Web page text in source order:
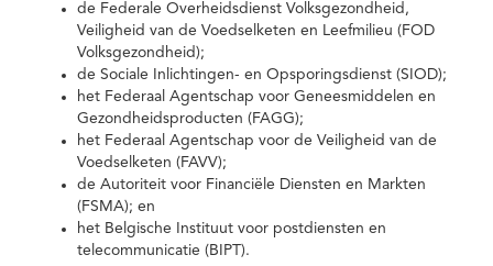
de Federale Overheidsdienst Volksgezondheid,
Veiligheid van de Voedselketen en Leefmilieu (FOD
Volksgezondheid);
de Sociale Inlichtingen- en Opsporingsdienst (SIOD);
het Federaal Agentschap voor Geneesmiddelen en
Gezondheidsproducten (FAGG);
het Federaal Agentschap voor de Veiligheid van de
Voedselketen (FAVV);
de Autoriteit voor Financiële Diensten en Markten
(FSMA); en
het Belgische Instituut voor postdiensten en
telecommunicatie (BIPT).